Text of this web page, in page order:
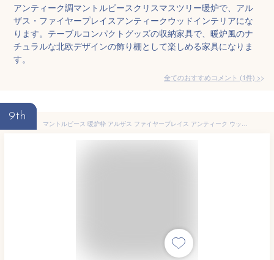
アンティーク調マントルピースクリスマスツリー暖炉で、アル
ザス・ファイヤープレイスアンティークウッドインテリアにな
ります。テーブルコンパクトグッズの収納家具で、暖炉風のナ
チュラルな北欧デザインの飾り棚として楽しめる家具になりま
す。
全てのおすすめコメント (1件) >
9th
マントルピース 暖炉枠 アルザス ファイヤープレイス アンティーク ウッド 幅80cm 収納付 樅